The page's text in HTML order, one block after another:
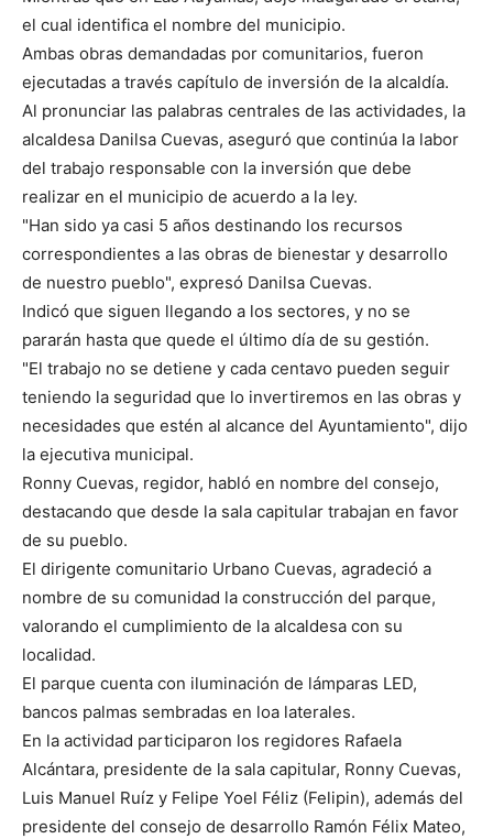
el cual identifica el nombre del municipio.
Ambas obras demandadas por comunitarios, fueron
ejecutadas a través capítulo de inversión de la alcaldía.
Al pronunciar las palabras centrales de las actividades, la
alcaldesa Danilsa Cuevas, aseguró que continúa la labor
del trabajo responsable con la inversión que debe
realizar en el municipio de acuerdo a la ley.
"Han sido ya casi 5 años destinando los recursos
correspondientes a las obras de bienestar y desarrollo
de nuestro pueblo", expresó Danilsa Cuevas.
Indicó que siguen llegando a los sectores, y no se
pararán hasta que quede el último día de su gestión.
"El trabajo no se detiene y cada centavo pueden seguir
teniendo la seguridad que lo invertiremos en las obras y
necesidades que estén al alcance del Ayuntamiento", dijo
la ejecutiva municipal.
Ronny Cuevas, regidor, habló en nombre del consejo,
destacando que desde la sala capitular trabajan en favor
de su pueblo.
El dirigente comunitario Urbano Cuevas, agradeció a
nombre de su comunidad la construcción del parque,
valorando el cumplimiento de la alcaldesa con su
localidad.
El parque cuenta con iluminación de lámparas LED,
bancos palmas sembradas en loa laterales.
En la actividad participaron los regidores Rafaela
Alcántara, presidente de la sala capitular, Ronny Cuevas,
Luis Manuel Ruíz y Felipe Yoel Féliz (Felipin), además del
presidente del consejo de desarrollo Ramón Félix Mateo,